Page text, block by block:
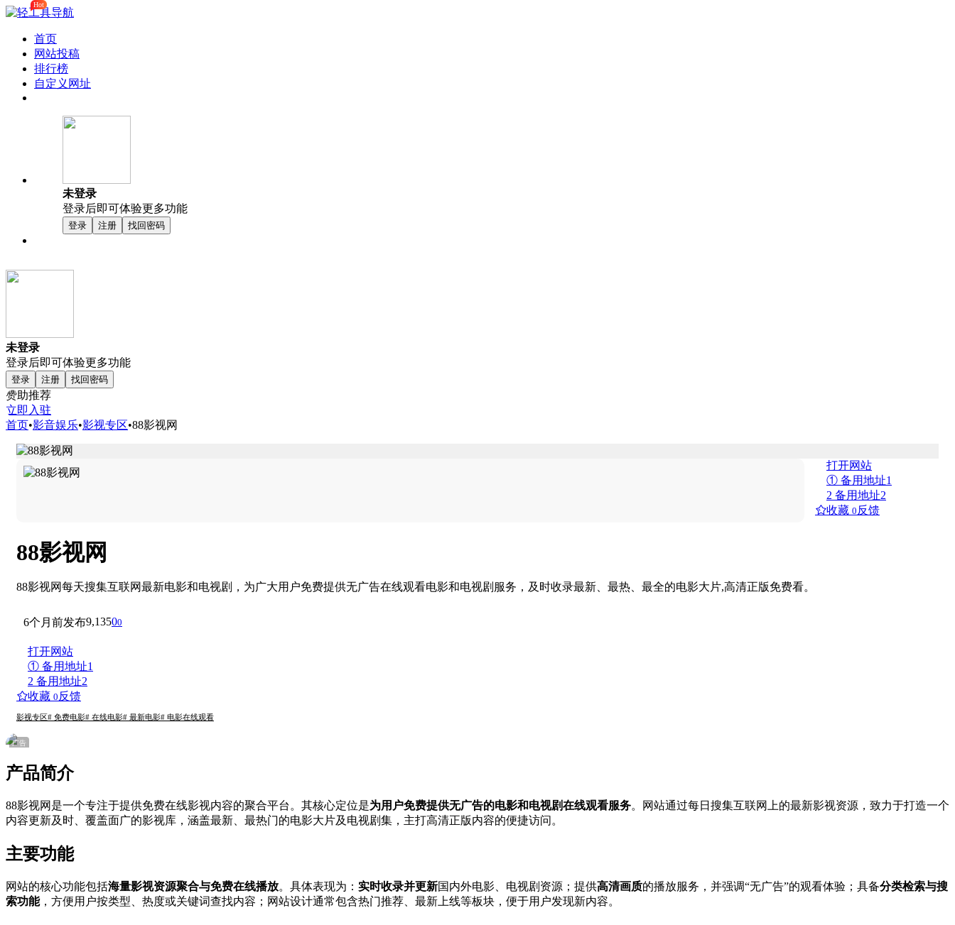
首页
网站投稿
排行榜
Hot
自定义网址
未登录
登录后即可体验更多功能
登录 注册 找回密码
未登录
登录后即可体验更多功能
登录 注册 找回密码
赞助推荐
立即入驻
首页•影音娱乐•影视专区•88影视网
88影视网
88影视网每天搜集互联网最新电影和电视剧，为广大用户免费提供无广告在线观看电影和电视剧服务，及时收录最新、最热、最全的电影大片,高清正版免费看。
打开网站
① 备用地址1
2 备用地址2
收藏 0 反馈
6个月前发布9,13500
打开网站
① 备用地址1
2 备用地址2
收藏 0反馈
影视专区# 免费电影# 在线电影# 最新电影# 电影在线观看
广告
产品简介
88影视网是一个专注于提供免费在线影视内容的聚合平台。其核心定位是为用户免费提供无广告的电影和电视剧在线观看服务。网站通过每日搜集互联网上的最新影视资源，致力于打造一个
内容更新及时、覆盖面广的影视库，涵盖最新、最热门的电影大片及电视剧集，主打高清正版内容的便捷访问。
主要功能
网站的核心功能包括海量影视资源聚合与免费在线播放。具体表现为： 实时收录并更新国内外电影、电视剧资源；提供高清画质的播放服务，并强调“无广告”的观看体验；具备分类检索与搜
索功能，方便用户按类型、热度或关键词查找内容；网站设计通常包含热门推荐、最新上线等板块，便于用户发现新内容。